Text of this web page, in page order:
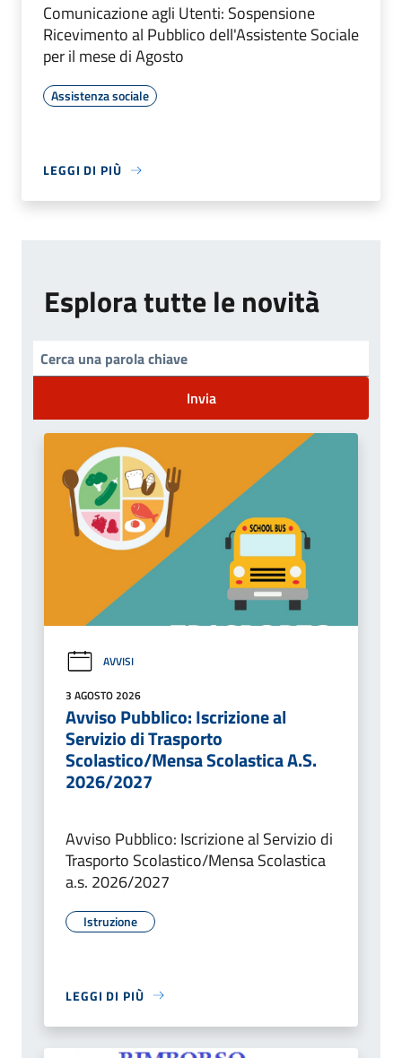
Comunicazione agli Utenti: Sospensione
Ricevimento al Pubblico dell'Assistente Sociale
per il mese di Agosto
Assistenza sociale
LEGGI DI PIÙ
Esplora tutte le novità
Invia
AVVISI
3 AGOSTO 2026
Avviso Pubblico: Iscrizione al
Servizio di Trasporto
Scolastico/Mensa Scolastica A.S.
2026/2027
Avviso Pubblico: Iscrizione al Servizio di
Trasporto Scolastico/Mensa Scolastica
a.s. 2026/2027
Istruzione
LEGGI DI PIÙ